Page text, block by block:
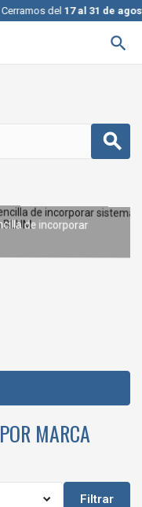
del17 al 31 de

de incorporar
y segura sin
MARCA
Filtrar